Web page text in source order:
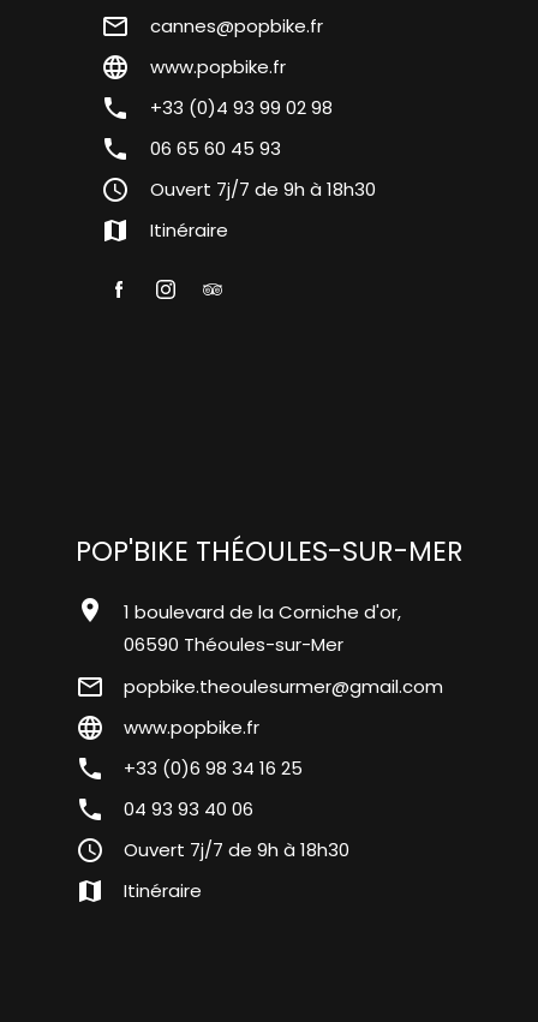
mail_outline cannes@popbike.fr
language www.popbike.fr
phone +33 (0)4 93 99 02 98
phone 06 65 60 45 93
query_builder Ouvert 7j/7 de 9h à 18h30
map Itinéraire
POP'BIKE THÉOULES-SUR-MER
location_on
1 boulevard de la Corniche d'or,
06590 Théoules-sur-Mer
mail_outline popbike.theoulesurmer@gmail.com
language www.popbike.fr
phone +33 (0)6 98 34 16 25
phone 04 93 93 40 06
query_builder Ouvert 7j/7 de 9h à 18h30
map Itinéraire